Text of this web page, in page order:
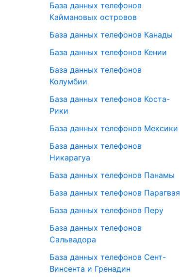
База данных телефонов
Каймановых островов
База данных телефонов Канады
База данных телефонов Кении
База данных телефонов
Колумбии
База данных телефонов Коста-
Рики
База данных телефонов Мексики
База данных телефонов
Никарагуа
База данных телефонов Панамы
База данных телефонов Парагвая
База данных телефонов Перу
База данных телефонов
Сальвадора
База данных телефонов Сент-
Винсента и Гренадин